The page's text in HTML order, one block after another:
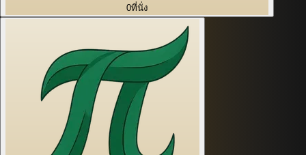
0ที่นั่ง